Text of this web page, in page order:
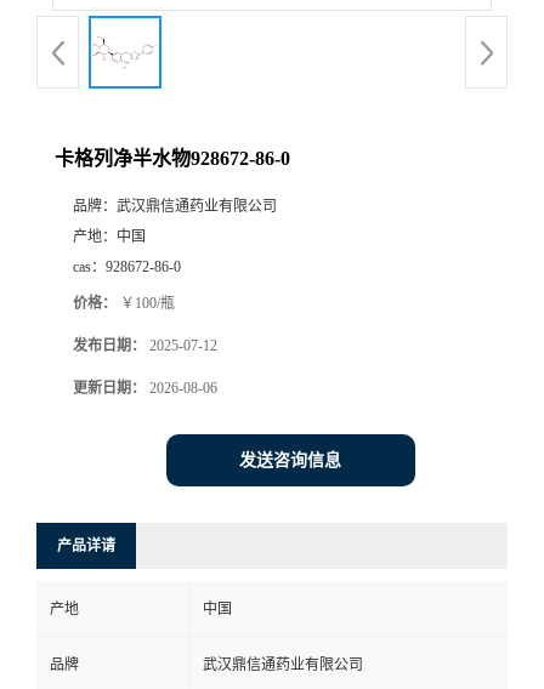
产
卡格列净半水物928672-86-0
品牌： 武汉鼎信通药业有限公司
产地： 中国
cas： 928672-86-0
价格： ￥100/瓶
发布日期： 2025-07-12
更新日期： 2026-08-06
发送咨询信息
产品详请
产地 中国
品牌 武汉鼎信通药业有限公司